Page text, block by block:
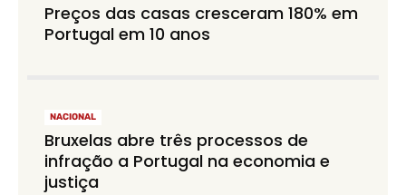
Preços das casas cresceram 180% em
Portugal em 10 anos
NACIONAL
Bruxelas abre três processos de
infração a Portugal na economia e
justiça